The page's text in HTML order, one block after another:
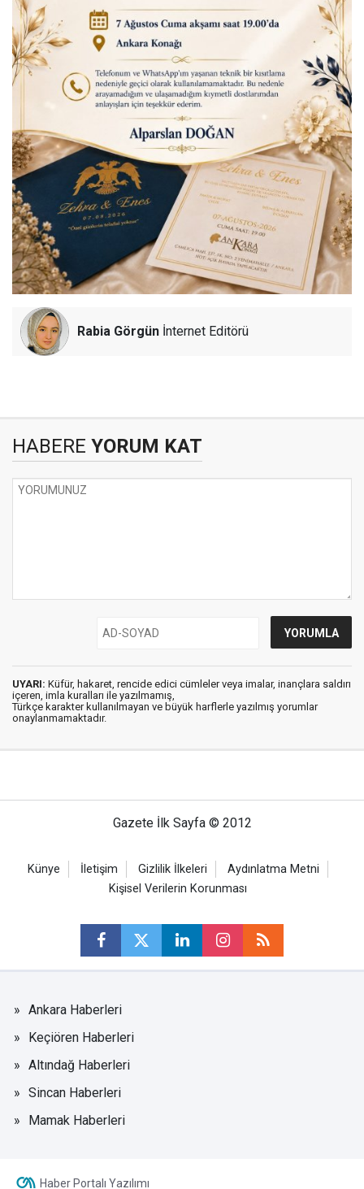
Rabia Görgün İnternet Editörü
HABERE YORUM KAT
UYARI: Küfür, hakaret, rencide edici cümleler veya imalar, inançlara saldırı
içeren, imla kuralları ile yazılmamış,
Türkçe karakter kullanılmayan ve büyük harflerle yazılmış yorumlar
onaylanmamaktadır.
Gazete İlk Sayfa © 2012
Künye İletişim Gizlilik İlkeleri
Aydınlatma Metni
Kişisel Verilerin Korunması
Ankara Haberleri
Keçiören Haberleri
Altındağ Haberleri
Sincan Haberleri
Mamak Haberleri
Haber Portalı Yazılımı